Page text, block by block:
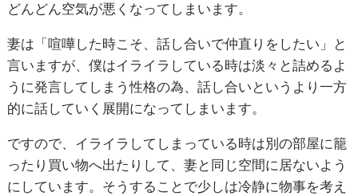
どんどん空気が悪くなってしまいます。
妻は「喧嘩した時こそ、話し合いで仲直りをしたい」と
言いますが、僕はイライラしている時は淡々と詰めるよ
うに発言してしまう性格の為、話し合いというより一方
的に話していく展開になってしまいます。
ですので、イライラしてしまっている時は別の部屋に籠
ったり買い物へ出たりして、妻と同じ空間に居ないよう
にしています。そうすることで少しは冷静に物事を考え